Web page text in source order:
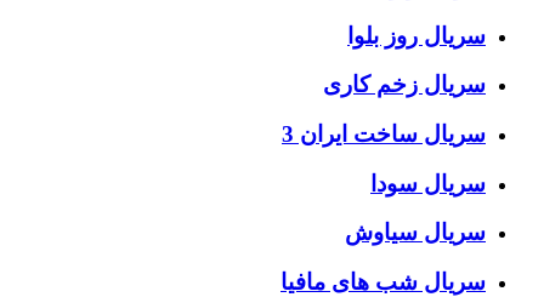
سریال روز بلوا
سریال زخم کاری
سریال ساخت ایران 3
سریال سودا
سریال سیاوش
سریال شب های مافیا